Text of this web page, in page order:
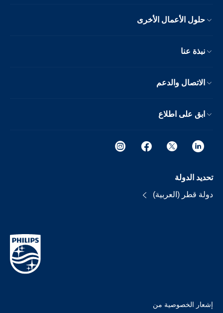
حلول الأعمال الأخرى
نبذة عنا
الاتصال والدعم
ابق على اطلاع
تحديد الدولة
دولة قطر (العربية)
إشعار الخصوصية من